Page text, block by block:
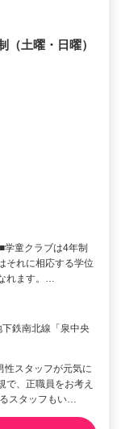
土曜・日曜）
童クラブは4年制
それに相応する学位
れます。…
鉄南北線「泉中央
スタッフが元気に
、正職員をお考え
スタッフもい…